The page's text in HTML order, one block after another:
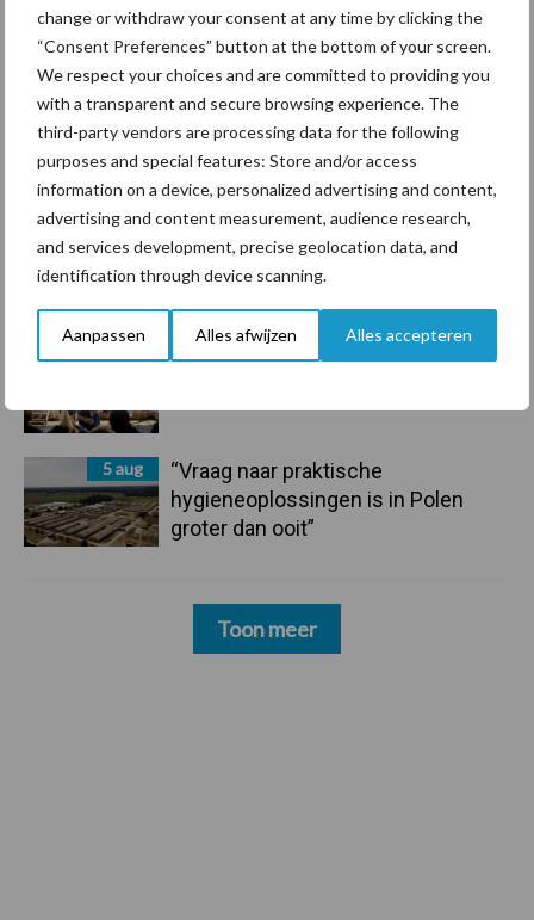
change or withdraw your consent at any time by clicking the
“Consent Preferences” button at the bottom of your screen.
We respect your choices and are committed to providing you
with a transparent and secure browsing experience. The
third-party vendors are processing data for the following
purposes and special features: Store and/or access
information on a device, personalized advertising and content,
advertising and content measurement, audience research,
and services development, precise geolocation data, and
identification through device scanning.
Aanpassen Alles afwijzen Alles accepteren
droogte en geopolitiek houden
handel in de greep
7 aug
De speenhuid: een vaak
onderschatte risicofactor voor
mastitis
6 aug
ForFarmers ziet volume en
marktaandeel groeien in krimpende
Nederlandse markt
Tien praktische tips voor een
5 aug
“Vraag naar praktische
hygieneoplossingen is in Polen
groter dan ooit”
Toon meer